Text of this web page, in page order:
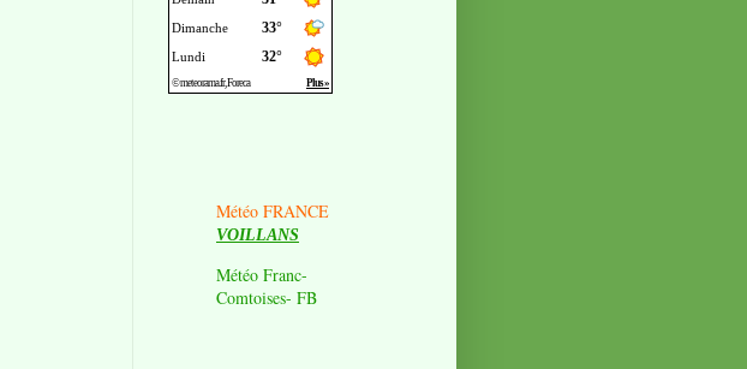
Météo FRANCE
VOILLANS
Météo Franc-
Comtoises- FB